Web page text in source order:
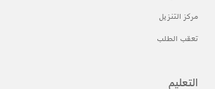
مركز التنزيل
تعقب الطلب
التعليم